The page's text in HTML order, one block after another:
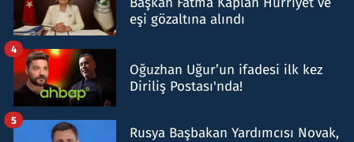
eşi gözaltına alındı
Oğuzhan Uğur’un ifadesi ilk kez
Diriliş Postası'nda!
4
Rusya Başbakan Yardımcısı Novak,
5